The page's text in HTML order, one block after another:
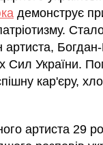
демонструє
Сил України.
кар'єру,
артиста 29